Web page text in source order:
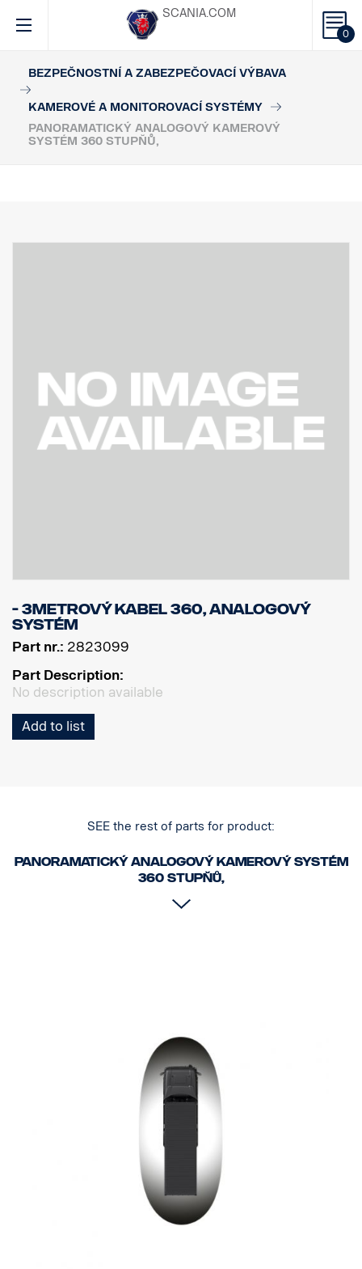
0
SCANIA.COM
BEZPEČNOSTNÍ A ZABEZPEČOVACÍ VÝBAVA
KAMEROVÉ A MONITOROVACÍ SYSTÉMY
PANORAMATICKÝ ANALOGOVÝ KAMEROVÝ
SYSTÉM 360 STUPŇŮ,
- 3metrový kabel 360, analogový
systém
Part nr.: 2823099
Part Description:
No description available
Add to list
SEE the rest of parts for product:
Panoramatický analogový kamerový systém
360 stupňů,